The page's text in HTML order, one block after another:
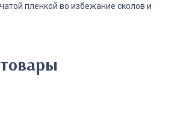
пленкой во избежание сколов и
товары